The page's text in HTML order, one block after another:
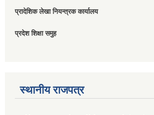
प्रादेशिक लेखा नियन्त्रक कार्यालय
प्रदेश शिक्षा समुह
स्थानीय राजपत्र